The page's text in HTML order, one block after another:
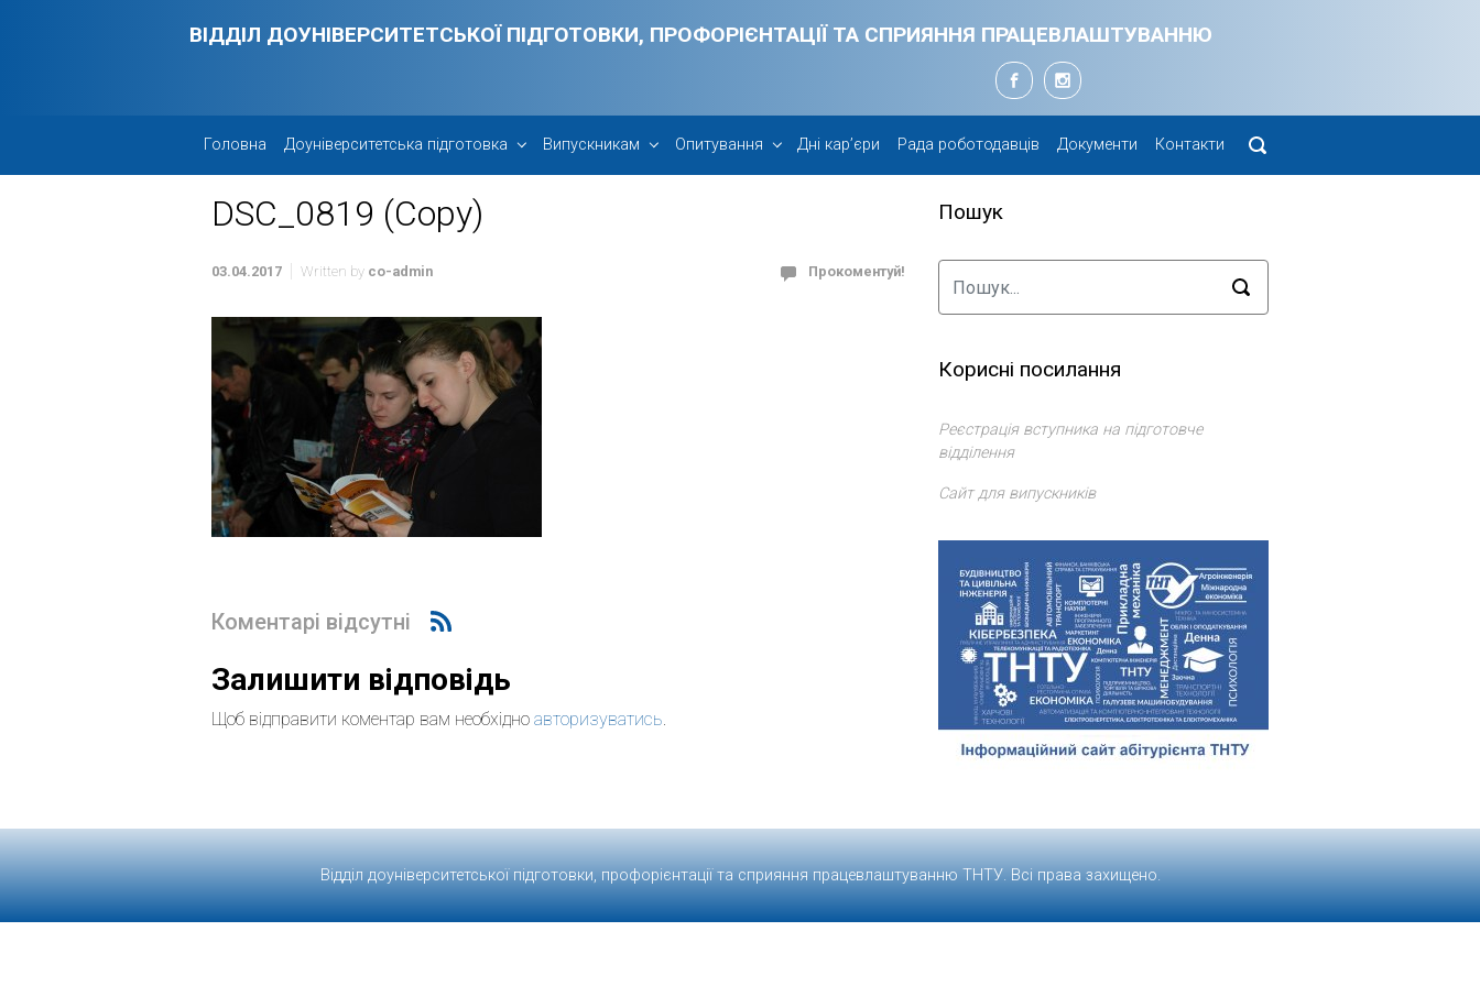
ВІДДІЛ ДОУНІВЕРСИТЕТСЬКОЇ ПІДГОТОВКИ, ПРОФОРІЄНТАЦІЇ ТА СПРИЯННЯ ПРАЦЕВЛАШТУВАННЮ
Головна Доуніверситетська підготовка Випускникам Опитування Дні кар’єри Рада роботодавців Документи Контакти
DSC_0819 (Copy)
03.04.2017 Written by co-admin Прокоментуй!
Коментарі відсутні
Залишити відповідь
Щоб відправити коментар вам необхідно авторизуватись.
Пошук
Корисні посилання
Реєстрація вступника на підготовче
відділення
Сайт для випускників
Відділ доуніверситетської підготовки, профорієнтації та сприяння працевлаштуванню ТНТУ. Всі права захищено.